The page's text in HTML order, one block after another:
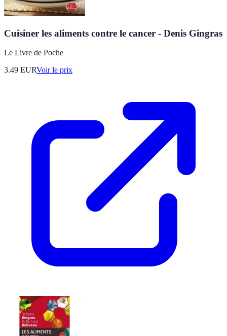
Cuisiner les aliments contre le cancer - Denis Gingras
Le Livre de Poche
3.49 EURVoir le prix